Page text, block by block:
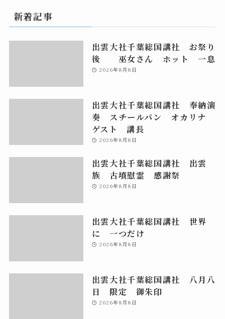
新着記事
出雲大社千葉総国講社 お祭り
後 巫女さん ホット 一息
2026年8月8日
出雲大社千葉総国講社 奉納演
奏 スチールパン オカリナ
ゲスト 講長
2026年8月8日
出雲大社千葉総国講社 出雲
族 古墳慰霊 感謝祭
2026年8月8日
出雲大社千葉総国講社 世界
に 一つだけ
2026年8月8日
出雲大社千葉総国講社 八月八
日 限定 御朱印
2026年8月8日